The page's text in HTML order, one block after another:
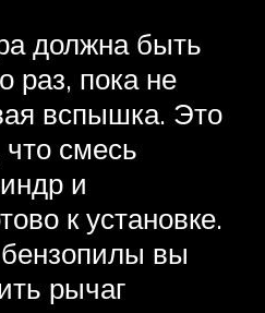
должна быть
раз, пока не
вспышка. Это
что смесь
и
к установке.
вы
рычаг